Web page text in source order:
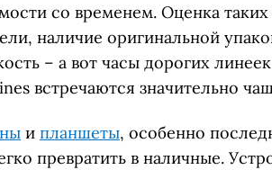
со временем. Оценка таких
наличие оригинальной
– а вот часы дорогих
встречаются значительно
и планшеты, особенно
превратить в наличные.